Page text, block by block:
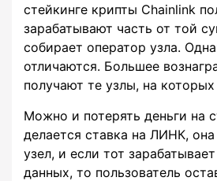
стейкинге крипты Chainlink
зарабатывают часть от той
собирает оператор узла.
отличаются. Большее
получают те узлы, на
Можно и потерять деньги на
делается ставка на ЛИНК,
узел, и если тот
данных, то пользователь